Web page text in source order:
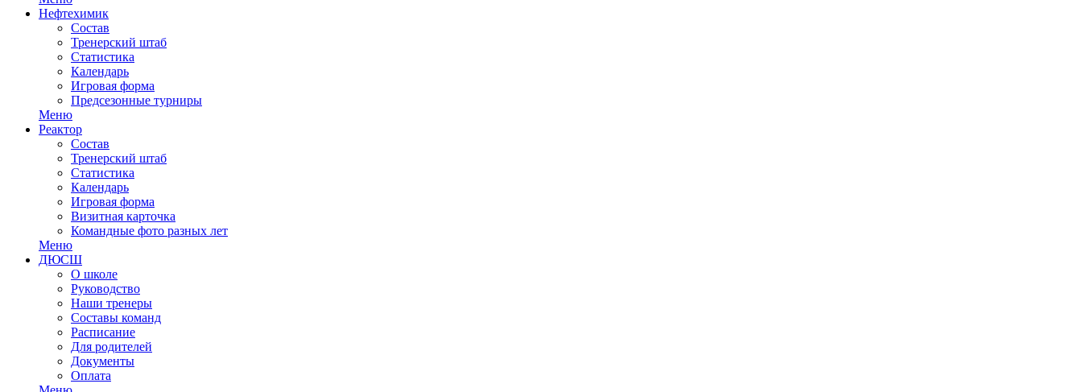
Нефтехимик
Состав
Тренерский штаб
Статистика
Календарь
Игровая форма
Предсезонные турниры
Меню
Реактор
Состав
Тренерский штаб
Статистика
Календарь
Игровая форма
Визитная карточка
Командные фото разных лет
Меню
ДЮСШ
О школе
Руководство
Наши тренеры
Составы команд
Расписание
Для родителей
Документы
Оплата